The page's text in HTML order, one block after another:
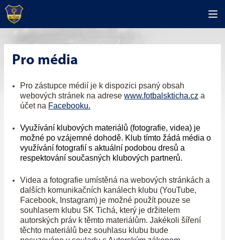
Pro média
Pro zástupce médií je k dispozici psaný obsah
webových stránek na adrese www.fotbalskticha.cz a
účet na Facebooku.
Využívání klubových materiálů (fotografie, videa) je
možné po vzájemné dohodě. Klub tímto žádá média o
využívání fotografií s aktuální podobou dresů a
respektování současných klubových partnerů.
Videa a fotografie umístěná na webových stránkách a
dalších komunikačních kanálech klubu (YouTube,
Facebook, Instagram) je možné použít pouze se
souhlasem klubu SK Tichá, který je držitelem
autorských práv k těmto materiálům. Jakékoli šíření
těchto materiálů bez souhlasu klubu bude